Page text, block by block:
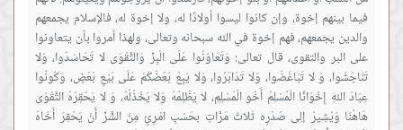
فيما بينهم إخوة، وإن كانوا ليسوا أولادًا له، ولا إخوة له، فالإسلام يجمعهم
والدين يجمعهم، فهم إخوة في الله سبحانه وتعالى، ولهذا أمروا بأن يتعاونوا
على البر والتقوى، قال تعالى: وَتَعَاوَنُوا عَلَى الْبِرِّ وَالتَّقْوَى لا تَحَاسَدُوا، وَلا
تَنَاجَشُوا، وَ لا تَبَاغَضُوا، وَلا تَدَابَرُوا، وَلا يَبِعْ بَعْضُكُمْ عَلَى بَيْعِ بَعْضٍ، وَكُونُوا
عِبَادَ اللهِ إِخْوَانًا الْمُسْلِمُ أَخُو الْمُسْلِمِ، لا يَظْلِمُهُ وَلا يَخْذُلُهُ، وَ لا يَحْقِرُهُ التَّقْوَى
هَاهُنَا وَيُشِيرُ إلِى صَدْرِه ثَلاثَ مَرَّاتٍ بحَسْبِ امْرِئٍ مِنَ الشَّرِّ أَنْ يَحْقِرَ أَخَاهُ